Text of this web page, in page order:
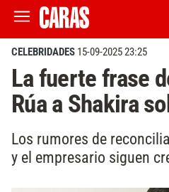
CELEBRIDADES 15-09-2025 23:25
La fuerte frase
Rúa a Shakira
Los rumores de
y el empresario siguen